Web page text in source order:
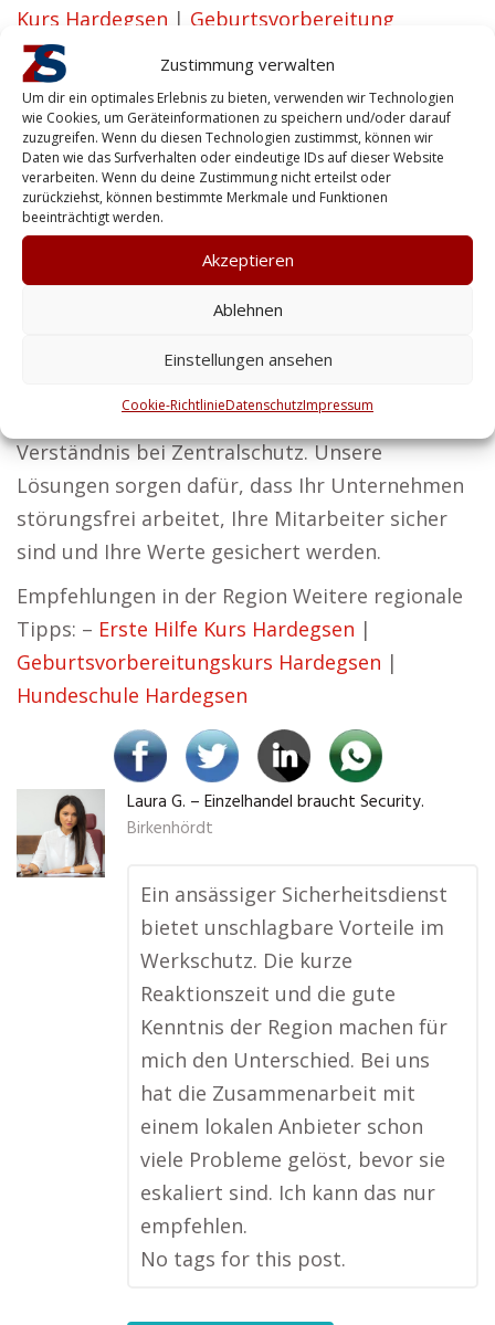
Zustimmung verwalten
Um dir ein optimales Erlebnis zu bieten, verwenden wir Technologien
wie Cookies, um Geräteinformationen zu speichern und/oder darauf
zuzugreifen. Wenn du diesen Technologien zustimmst, können wir
Daten wie das Surfverhalten oder eindeutige IDs auf dieser Website
verarbeiten. Wenn du deine Zustimmung nicht erteilst oder
zurückziehst, können bestimmte Merkmale und Funktionen
beeinträchtigt werden.
Akzeptieren
Ablehnen
Einstellungen ansehen
Cookie-RichtlinieDatenschutzImpressum
Kurs Hardegsen | Geburtsvorbereitung
Hardegsen
Hundeschule Hardegsen
Vorteile für Privatpersonen in der Nähe
von Hardegsen
Inge aus Hardegsen vertritt den Standpunkt:
Wir möchten Sicherheitslösungen anbieten, die
durch Zuverlässigkeit und Effektivität
überzeugen.
Für Privatkunden bieten wir individuelle
Sicherheitslösungen, von Personenschutz bis
Erfolg gehen Hand in Hand – das ist unser
Verständnis bei Zentralschutz. Unsere
Lösungen sorgen dafür, dass Ihr Unternehmen
störungsfrei arbeitet, Ihre Mitarbeiter sicher
sind und Ihre Werte gesichert werden.
Empfehlungen in der Region Weitere regionale
Tipps: – Erste Hilfe Kurs Hardegsen |
Geburtsvorbereitungskurs Hardegsen |
Hundeschule Hardegsen
Laura G. – Einzelhandel braucht Security.
Birkenhördt
Ein ansässiger Sicherheitsdienst
bietet unschlagbare Vorteile im
Werkschutz. Die kurze
Reaktionszeit und die gute
Kenntnis der Region machen für
mich den Unterschied. Bei uns
hat die Zusammenarbeit mit
einem lokalen Anbieter schon
viele Probleme gelöst, bevor sie
eskaliert sind. Ich kann das nur
empfehlen.
No tags for this post.